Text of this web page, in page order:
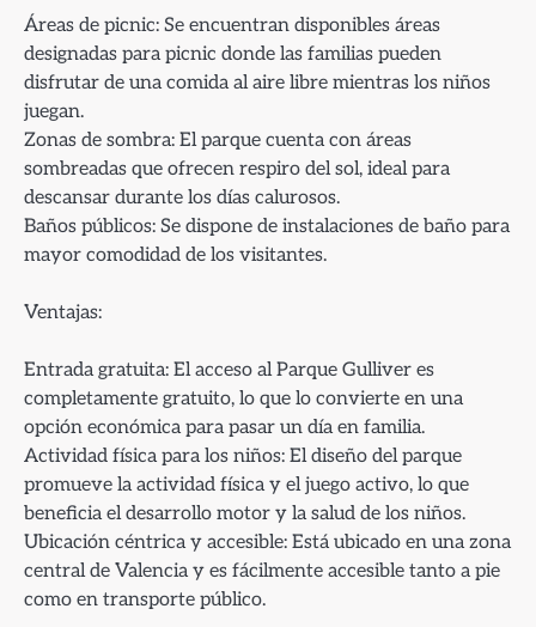
Áreas de picnic: Se encuentran disponibles áreas
designadas para picnic donde las familias pueden
disfrutar de una comida al aire libre mientras los niños
juegan.
Zonas de sombra: El parque cuenta con áreas
sombreadas que ofrecen respiro del sol, ideal para
descansar durante los días calurosos.
Baños públicos: Se dispone de instalaciones de baño para
mayor comodidad de los visitantes.
Ventajas:
Entrada gratuita: El acceso al Parque Gulliver es
completamente gratuito, lo que lo convierte en una
opción económica para pasar un día en familia.
Actividad física para los niños: El diseño del parque
promueve la actividad física y el juego activo, lo que
beneficia el desarrollo motor y la salud de los niños.
Ubicación céntrica y accesible: Está ubicado en una zona
central de Valencia y es fácilmente accesible tanto a pie
como en transporte público.